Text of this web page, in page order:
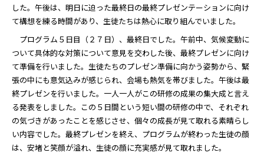
した。午後は、明日に迫った最終日の最終プレゼンテーションに向け
て構想を練る時間があり、生徒たちは熱心に取り組んでいました。
プログラム５日目（２７日）、最終日でした。午前中、気候変動に
ついて具体的な対策について意見を交わした後、最終プレゼンに向け
て準備を行いました。生徒たちのプレゼン準備に向かう姿勢から、緊
張の中にも意気込みが感じられ、会場も熱気を帯びました。午後は最
終プレゼンを行いました。一人一人がこの研修の成果の集大成と言え
る発表をしました。この５日間という短い間の研修の中で、それぞれ
の気づきがあったことを感じさせ、個々の成長が見て取れる素晴らし
い内容でした。最終プレゼンを終え、プログラムが終わった生徒の顔
は、安堵と笑顔が溢れ、生徒の顔に充実感が見て取れました。